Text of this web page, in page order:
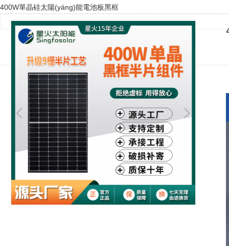
400W單晶硅太陽(yáng)能電池板黑框